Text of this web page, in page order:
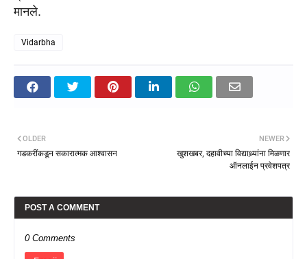
मानले.
Vidarbha
NEWER
खुशखबर, दहावीच्या विद्याथ्र्यांना मिळणार
ऑनलाईन प्रवेशपत्र
OLDER
गडकरींकडून सकारात्मक आश्वासन
POST A COMMENT
0 Comments